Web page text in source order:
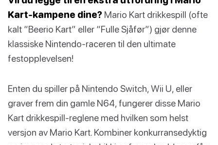
Kart-kampene dine? Mario Kart drikkespill (ofte
kalt “Beerio Kart” eller “Fulle Sjåfør”) gjør denne
klassiske Nintendo-raceren til den ultimate
festopplevelsen!
Enten du spiller på Nintendo Switch, Wii U, eller
graver frem din gamle N64, fungerer disse Mario
Kart drikkespill-reglene med hvilken som helst
versjon av Mario Kart. Kombiner konkurransedyktig